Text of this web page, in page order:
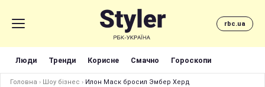
rbc.ua
Люди Тренди Корисне Смачно Гороскопи
Головна › Шоу бізнес › Илон Маск бросил Эмбер Херд